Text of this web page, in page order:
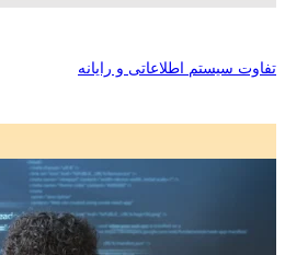
تفاوت سیستم اطلاعاتی و رایانه